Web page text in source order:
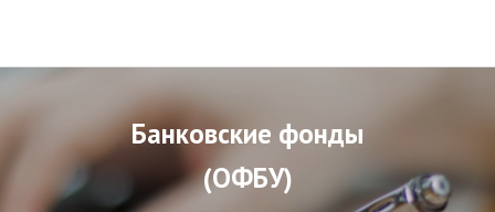
Банковские фонды
(ОФБУ)